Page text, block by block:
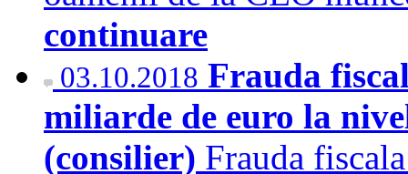
continuare
03.10.2018 Frauda
miliarde de euro la
(consilier) Frauda